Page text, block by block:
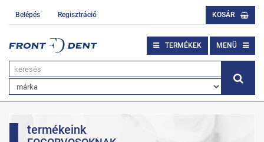
Belépés Regisztráció KOSÁR
TERMÉKEK MENÜ
termékeink